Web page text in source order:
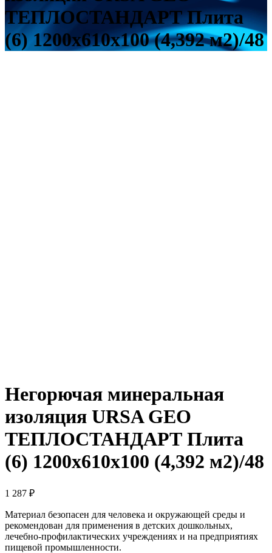
ТЕПЛОСТАНДАРТ Плита
(6) 1200х610х100 (4,392 м2)/48
Негорючая минеральная
изоляция URSA GEO
ТЕПЛОСТАНДАРТ Плита
(6) 1200х610х100 (4,392 м2)/48
1 287 ₽
Материал безопасен для человека и окружающей среды и
рекомендован для применения в детских дошкольных,
лечебно-профилактических учреждениях и на предприятиях
пищевой промышленности.